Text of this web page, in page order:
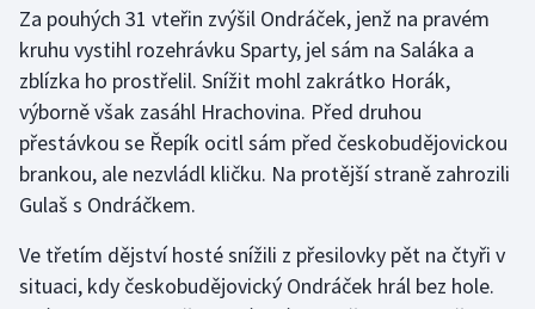
Volejbal
Ostatní
Za pouhých 31 vteřin zvýšil Ondráček, jenž na pravém
kruhu vystihl rozehrávku Sparty, jel sám na Saláka a
zblízka ho prostřelil. Snížit mohl zakrátko Horák,
výborně však zasáhl Hrachovina. Před druhou
přestávkou se Řepík ocitl sám před českobudějovickou
brankou, ale nezvládl kličku. Na protější straně zahrozili
Gulaš s Ondráčkem.
Ve třetím dějství hosté snížili z přesilovky pět na čtyři v
situaci, kdy českobudějovický Ondráček hrál bez hole.